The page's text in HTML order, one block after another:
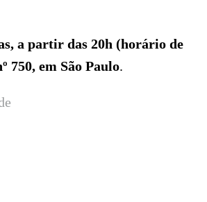
a partir das 20h (horário de
750, em São Paulo.